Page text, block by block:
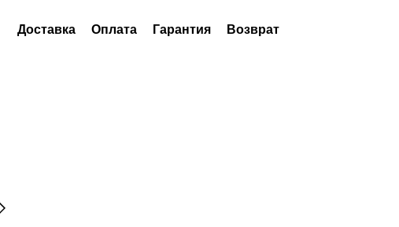
Доставка Оплата Гарантия Возврат